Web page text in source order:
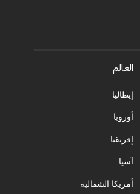
العالم
إيطاليا
أوروبا
إفريقيا
آسيا
أمريكا الشمالية